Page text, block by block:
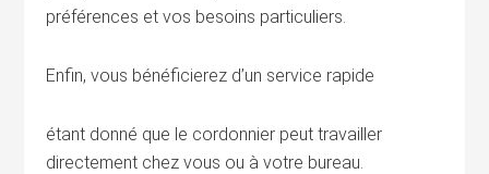
préférences et vos besoins particuliers.
Enfin, vous bénéficierez d’un service rapide
étant donné que le cordonnier peut travailler
directement chez vous ou à votre bureau.